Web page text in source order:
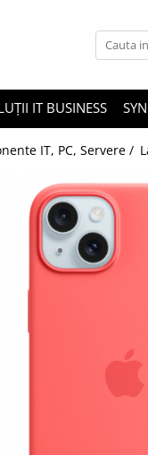
IT BUSINESS
IT, PC, Servere /